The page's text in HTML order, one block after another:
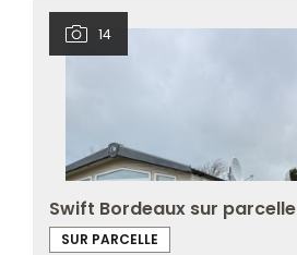
14
Swift Bordeaux sur parcelle
SUR PARCELLE